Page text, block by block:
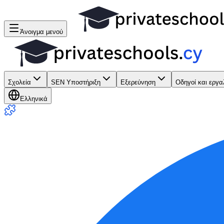
Άνοιγμα μενού
Σχολεία SEN Υποστήριξη Εξερεύνηση Οδηγοί και
Ελληνικά